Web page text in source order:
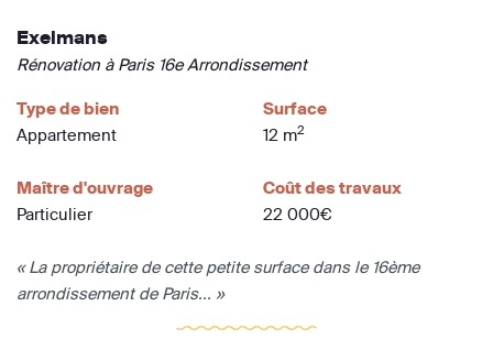
Exelmans
Rénovation à Paris 16e Arrondissement
Type de bien
Appartement
Surface
12 m2
Maître d'ouvrage
Particulier
Coût des travaux
22 000€
« La propriétaire de cette petite surface dans le 16ème
arrondissement de Paris... »